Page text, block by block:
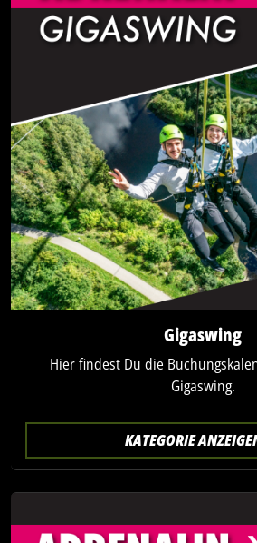
Gigaswing
Hier findest Du die
Gigaswing.
KATEGORIE